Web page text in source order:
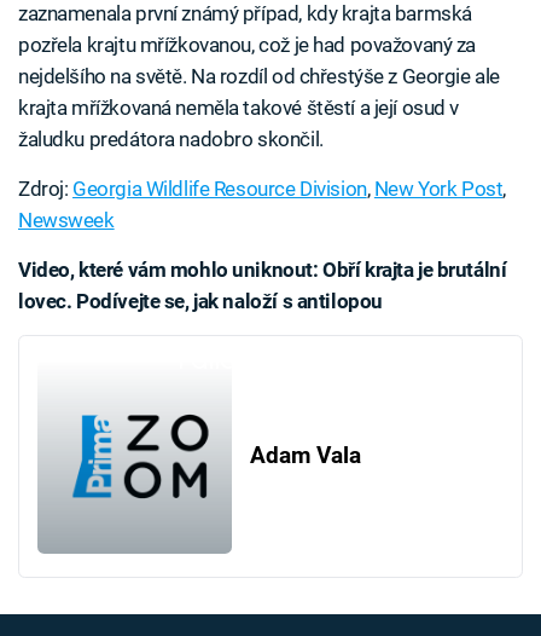
zaznamenala první známý případ, kdy krajta barmská
pozřela krajtu mřížkovanou, což je had považovaný za
nejdelšího na světě. Na rozdíl od chřestýše z Georgie ale
krajta mřížkovaná neměla takové štěstí a její osud v
žaludku predátora nadobro skončil.
Zdroj: Georgia Wildlife Resource Division, New York Post,
Newsweek
Video, které vám mohlo uniknout: Obří krajta je brutální
lovec. Podívejte se, jak naloží s antilopou
Adam Vala